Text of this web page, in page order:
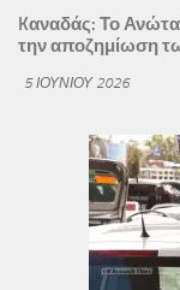
Kαναδάς: Το
την αποζημίωση
5 ΙΟΥΝΊΟΥ 2026